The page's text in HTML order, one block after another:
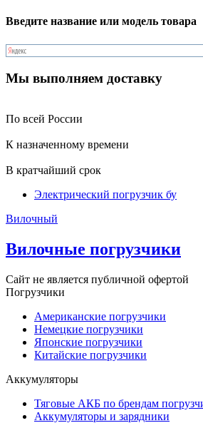
Введите название или модель товара
Мы выполняем доставку
По всей России
К назначенному времени
В кратчайший срок
Электрический погрузчик бу
Вилочный
Вилочные погрузчики
Сайт не является публичной офертой
Погрузчики
Американские погрузчики
Немецкие погрузчики
Японские погрузчики
Китайские погрузчики
Аккумуляторы
Тяговые АКБ по брендам
Аккумуляторы и зарядники